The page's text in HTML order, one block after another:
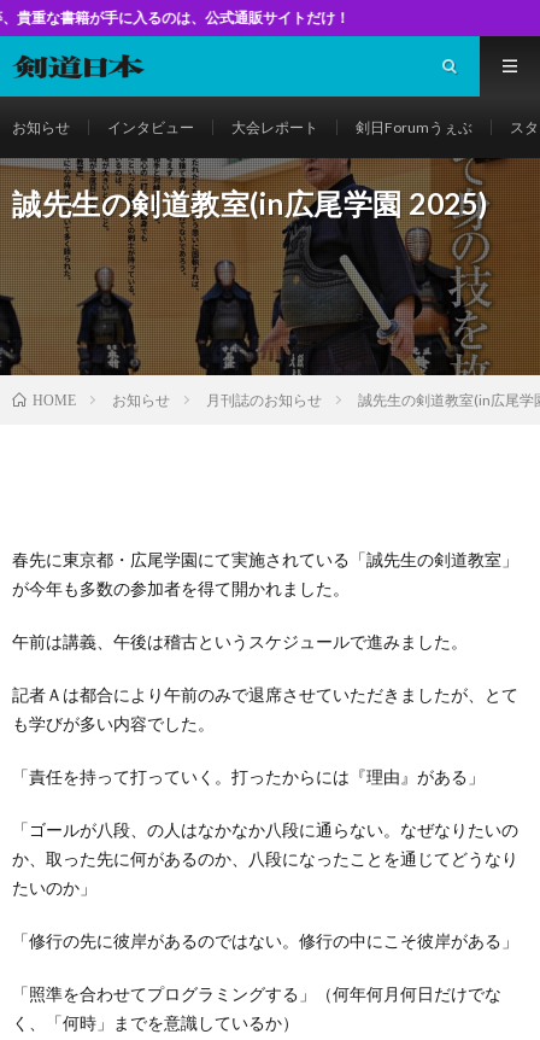
るのは、公式通販サイトだけ！
お知らせ インタビュー 大会レポート 剣日Forumうぇぶ ス
誠先生の剣道教室(in広尾学園 2025)
HOME お知らせ 月刊誌のお知らせ 誠先生の剣道教室(in広尾学
春先に東京都・広尾学園にて実施されている「誠先生の剣道教室」
が今年も多数の参加者を得て開かれました。
午前は講義、午後は稽古というスケジュールで進みました。
記者Ａは都合により午前のみで退席させていただきましたが、とて
も学びが多い内容でした。
「責任を持って打っていく。打ったからには『理由』がある」
「ゴールが八段、の人はなかなか八段に通らない。なぜなりたいの
か、取った先に何があるのか、八段になったことを通じてどうなり
たいのか」
「修行の先に彼岸があるのではない。修行の中にこそ彼岸がある」
「照準を合わせてプログラミングする」（何年何月何日だけでな
く、「何時」までを意識しているか）